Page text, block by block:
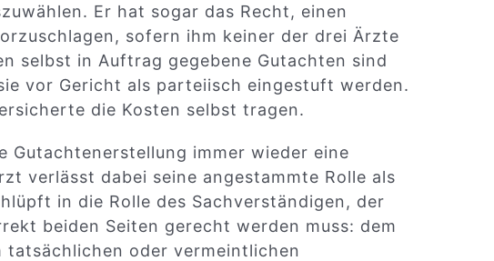
Er hat sogar das Recht, einen
sofern ihm keiner der drei Ärzte
selbst in Auftrag gegebene Gutachten sind
vor Gericht als parteiisch eingestuft werden.
die Kosten selbst tragen.
Gutachtenerstellung immer wieder eine
verlässt dabei seine angestammte Rolle als
in die Rolle des Sachverständigen, der
beiden Seiten gerecht werden muss: dem
tatsächlichen oder vermeintlichen